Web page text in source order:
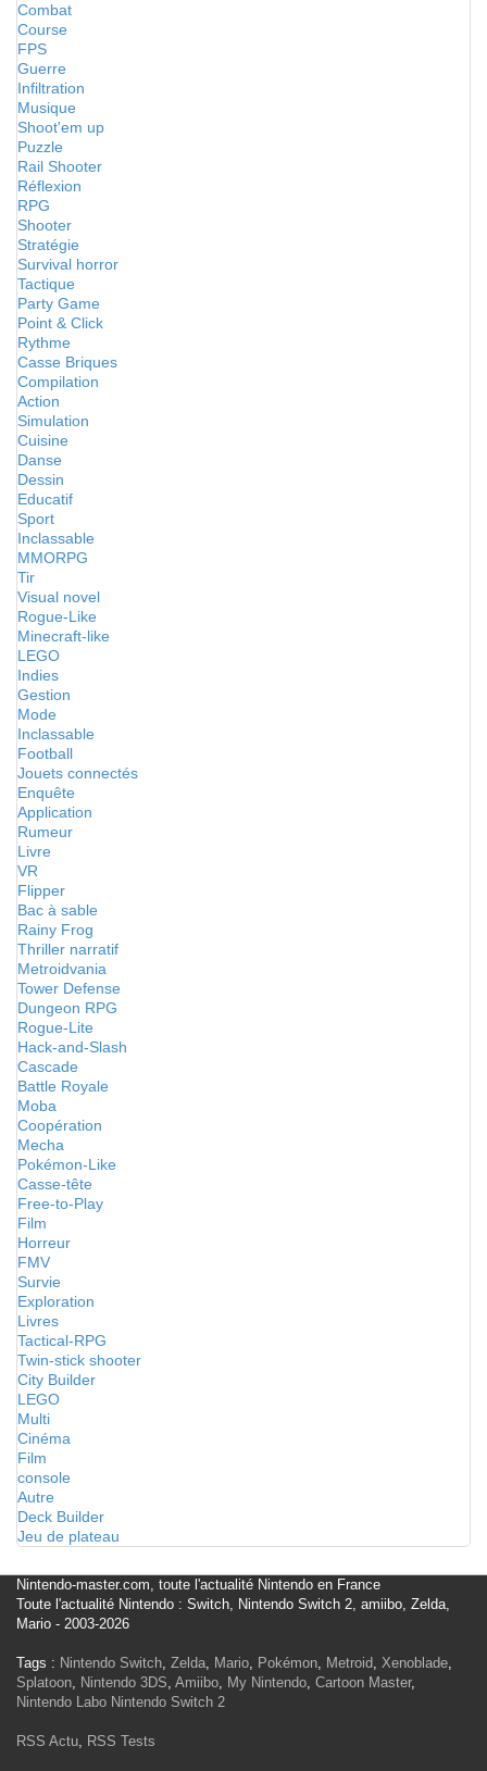
Combat
Course
FPS
Guerre
Infiltration
Musique
Shoot'em up
Puzzle
Rail Shooter
Réflexion
RPG
Shooter
Stratégie
Survival horror
Tactique
Party Game
Point & Click
Rythme
Casse Briques
Compilation
Action
Simulation
Cuisine
Danse
Dessin
Educatif
Sport
Inclassable
MMORPG
Tir
Visual novel
Rogue-Like
Minecraft-like
LEGO
Indies
Gestion
Mode
Inclassable
Football
Jouets connectés
Enquête
Application
Rumeur
Livre
VR
Flipper
Bac à sable
Rainy Frog
Thriller narratif
Metroidvania
Tower Defense
Dungeon RPG
Rogue-Lite
Hack-and-Slash
Cascade
Battle Royale
Moba
Coopération
Mecha
Pokémon-Like
Casse-tête
Free-to-Play
Film
Horreur
FMV
Survie
Exploration
Livres
Tactical-RPG
Twin-stick shooter
City Builder
LEGO
Multi
Cinéma
Film
console
Autre
Deck Builder
Jeu de plateau
Nintendo-master.com, toute l'actualité Nintendo en France
Toute l'actualité Nintendo : Switch, Nintendo Switch 2, amiibo, Zelda,
Mario - 2003-2026
Tags : Nintendo Switch, Zelda, Mario, Pokémon, Metroid, Xenoblade,
Splatoon, Nintendo 3DS, Amiibo, My Nintendo, Cartoon Master,
Nintendo Labo Nintendo Switch 2
RSS Actu, RSS Tests